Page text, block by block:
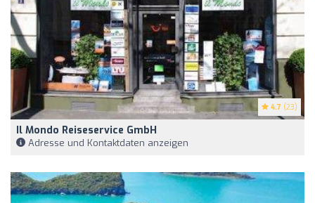
4.7 (23)
Il Mondo Reiseservice GmbH
Adresse und Kontaktdaten anzeigen